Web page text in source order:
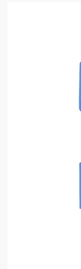
sales@electrics.ge